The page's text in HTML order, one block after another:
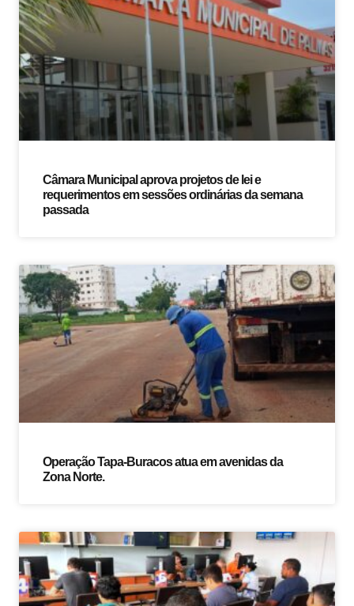
Câmara Municipal aprova projetos de lei e
requerimentos em sessões ordinárias da semana
passada
Operação Tapa-Buracos atua em avenidas da
Zona Norte.